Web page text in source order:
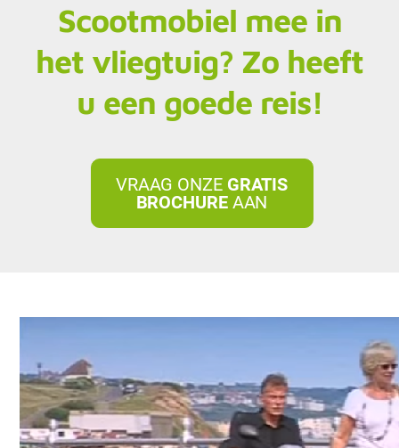
Scootmobiel mee in
het vliegtuig? Zo heeft
u een goede reis!
VRAAG ONZE GRATIS
BROCHUREAAN